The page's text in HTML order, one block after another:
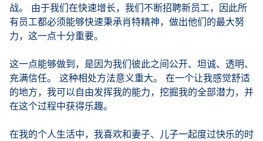
战。 由于我们在快速增长，我们不断招聘新员工，因此所
有员工都必须能够快速秉承肖特精神，做出他们的最大努
力，这一点十分重要。
这一点能够做到，是因为我们彼此之间公开、坦诚、透明、
充满信任。 这种相处方法意义重大。 在一个让我感觉舒适
的地方，我可以自由发挥我的能力，挖掘我的全部潜力，并
在这个过程中获得乐趣。
在我的个人生活中，我喜欢和妻子、儿子一起度过快乐的时